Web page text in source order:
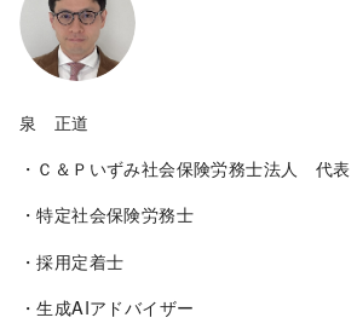
泉 正道
・Ｃ＆Ｐいずみ社会保険労務士法人 代表
・特定社会保険労務士
・採用定着士
・生成AIアドバイザー